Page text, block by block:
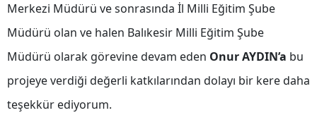
Yalova
Karabük
Kilis
Merkezi Müdürü ve sonrasında İl Milli Eğitim Şube
Müdürü olan ve halen Balıkesir Milli Eğitim Şube
Müdürü olarak görevine devam eden Onur AYDIN’a bu
projeye verdiği değerli katkılarından dolayı bir kere daha
teşekkür ediyorum.